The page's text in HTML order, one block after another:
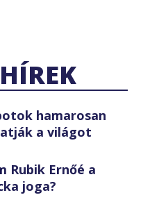
hamarosan
a világot
Rubik Ernőé a
joga?